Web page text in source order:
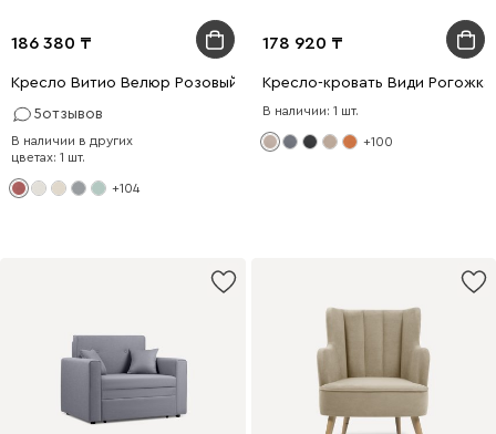
186 380
Кресло Витио Велюр Розовый
5отзывов
В наличии в других
цветах: 1 шт.
+104
178 920
Кресло-кровать Види
В наличии: 1 шт.
+100